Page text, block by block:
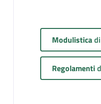
Modulisticadi
Regolamenti